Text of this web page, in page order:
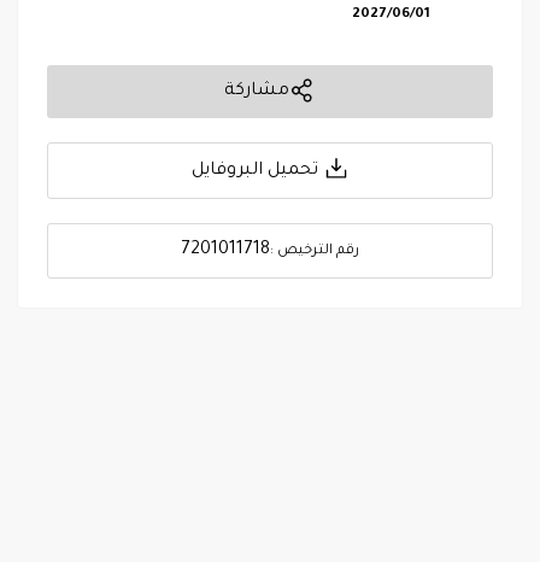
2027/06/01
مشاركة
تحميل البروفايل
رقم الترخيص :7201011718